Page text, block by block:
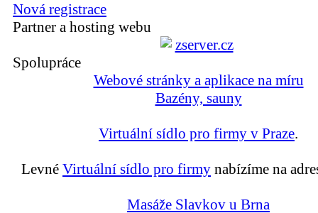
Nová registrace
Partner a hosting webu
Spolupráce
Webové stránky a aplikace na míru
Bazény, sauny
Virtuální sídlo pro firmy v Praze.
Levné Virtuální sídlo pro firmy nabízíme na
Masáže Slavkov u Brna